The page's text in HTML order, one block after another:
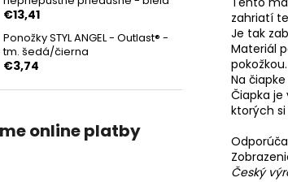
€13,41
Ponožky STYL ANGEL - Outlast® -
tm. šedá/čierna
€3,74
online platby
zahriatí
Je tak
Materiál
pokožkou.
Na
Čiapka
ktorých
Český